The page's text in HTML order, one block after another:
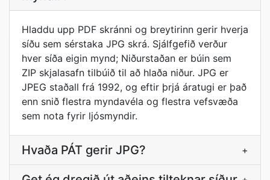
Hladdu upp PDF skránni og breytirinn gerir hverja
síðu sem sérstaka JPG skrá. Sjálfgefið verður
hver síða eigin mynd; Niðurstaðan er búin sem
ZIP skjalasafn tilbúið til að hlaða niður. JPG er
JPEG staðall frá 1992, og eftir þrjá áratugi er það
enn snið flestra myndavéla og flestra vefsvæða
sem nota fyrir ljósmyndir.
Hvaða PÁT gerir JPG? +